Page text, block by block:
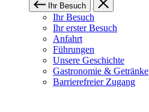
Ihr Besuch
Ihr Besuch
Ihr erster Besuch
Anfahrt
Führungen
Unsere Geschichte
Gastronomie & Getränke
Barrierefreier Zugang